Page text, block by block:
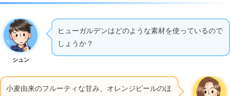
シュン
ヒューガルデンはどのような素材を使っているので
しょうか？
小麦由来のフルーティな甘み、オレンジピールのほ